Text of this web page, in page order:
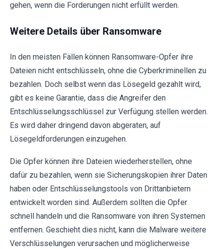
gehen, wenn die Forderungen nicht erfüllt werden.
Weitere Details über Ransomware
In den meisten Fällen können Ransomware-Opfer ihre
Dateien nicht entschlüsseln, ohne die Cyberkriminellen zu
bezahlen. Doch selbst wenn das Lösegeld gezahlt wird,
gibt es keine Garantie, dass die Angreifer den
Entschlüsselungsschlüssel zur Verfügung stellen werden.
Es wird daher dringend davon abgeraten, auf
Lösegeldforderungen einzugehen.
Die Opfer können ihre Dateien wiederherstellen, ohne
dafür zu bezahlen, wenn sie Sicherungskopien ihrer Daten
haben oder Entschlüsselungstools von Drittanbietern
entwickelt worden sind. Außerdem sollten die Opfer
schnell handeln und die Ransomware von ihren Systemen
entfernen. Geschieht dies nicht, kann die Malware weitere
Verschlüsselungen verursachen und möglicherweise